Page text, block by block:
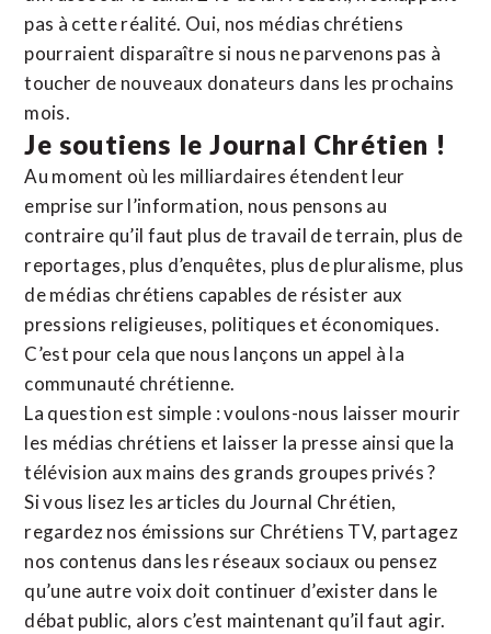
pas à cette réalité. Oui, nos médias chrétiens
pourraient disparaître si nous ne parvenons pas à
toucher de nouveaux donateurs dans les prochains
mois.
Je soutiens le Journal Chrétien !
Au moment où les milliardaires étendent leur
emprise sur l’information, nous pensons au
contraire qu’il faut plus de travail de terrain, plus de
reportages, plus d’enquêtes, plus de pluralisme, plus
de médias chrétiens capables de résister aux
pressions religieuses, politiques et économiques.
C’est pour cela que nous lançons un appel à la
communauté chrétienne.
La question est simple : voulons-nous laisser mourir
les médias chrétiens et laisser la presse ainsi que la
télévision aux mains des grands groupes privés ?
Si vous lisez les articles du Journal Chrétien,
regardez nos émissions sur Chrétiens TV, partagez
nos contenus dans les réseaux sociaux ou pensez
qu’une autre voix doit continuer d’exister dans le
débat public, alors c’est maintenant qu’il faut agir.